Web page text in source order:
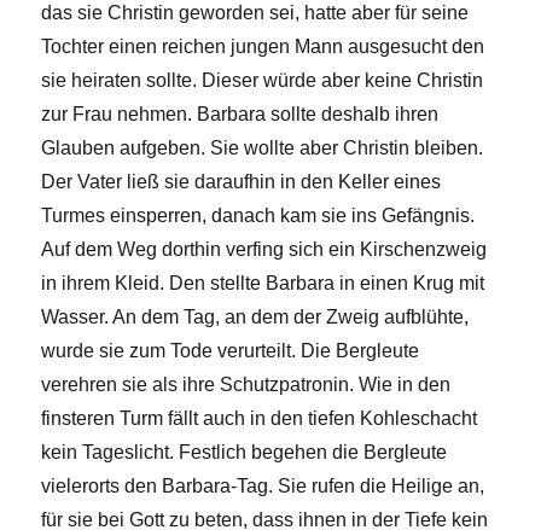
das sie Christin geworden sei, hatte aber für seine
Tochter einen reichen jungen Mann ausgesucht den
sie heiraten sollte. Dieser würde aber keine Christin
zur Frau nehmen. Barbara sollte deshalb ihren
Glauben aufgeben. Sie wollte aber Christin bleiben.
Der Vater ließ sie daraufhin in den Keller eines
Turmes einsperren, danach kam sie ins Gefängnis.
Auf dem Weg dorthin verfing sich ein Kirschenzweig
in ihrem Kleid. Den stellte Barbara in einen Krug mit
Wasser. An dem Tag, an dem der Zweig aufblühte,
wurde sie zum Tode verurteilt. Die Bergleute
verehren sie als ihre Schutzpatronin. Wie in den
finsteren Turm fällt auch in den tiefen Kohleschacht
kein Tageslicht. Festlich begehen die Bergleute
vielerorts den Barbara-Tag. Sie rufen die Heilige an,
für sie bei Gott zu beten, dass ihnen in der Tiefe kein